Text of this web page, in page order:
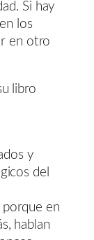
Si hay
los
en otro
libro
y
del
en
hablan